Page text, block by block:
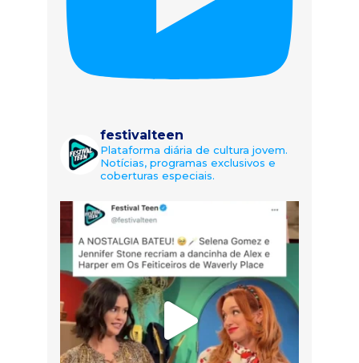
festivalteen
Plataforma diária de cultura jovem.
Notícias, programas exclusivos e
coberturas especiais.